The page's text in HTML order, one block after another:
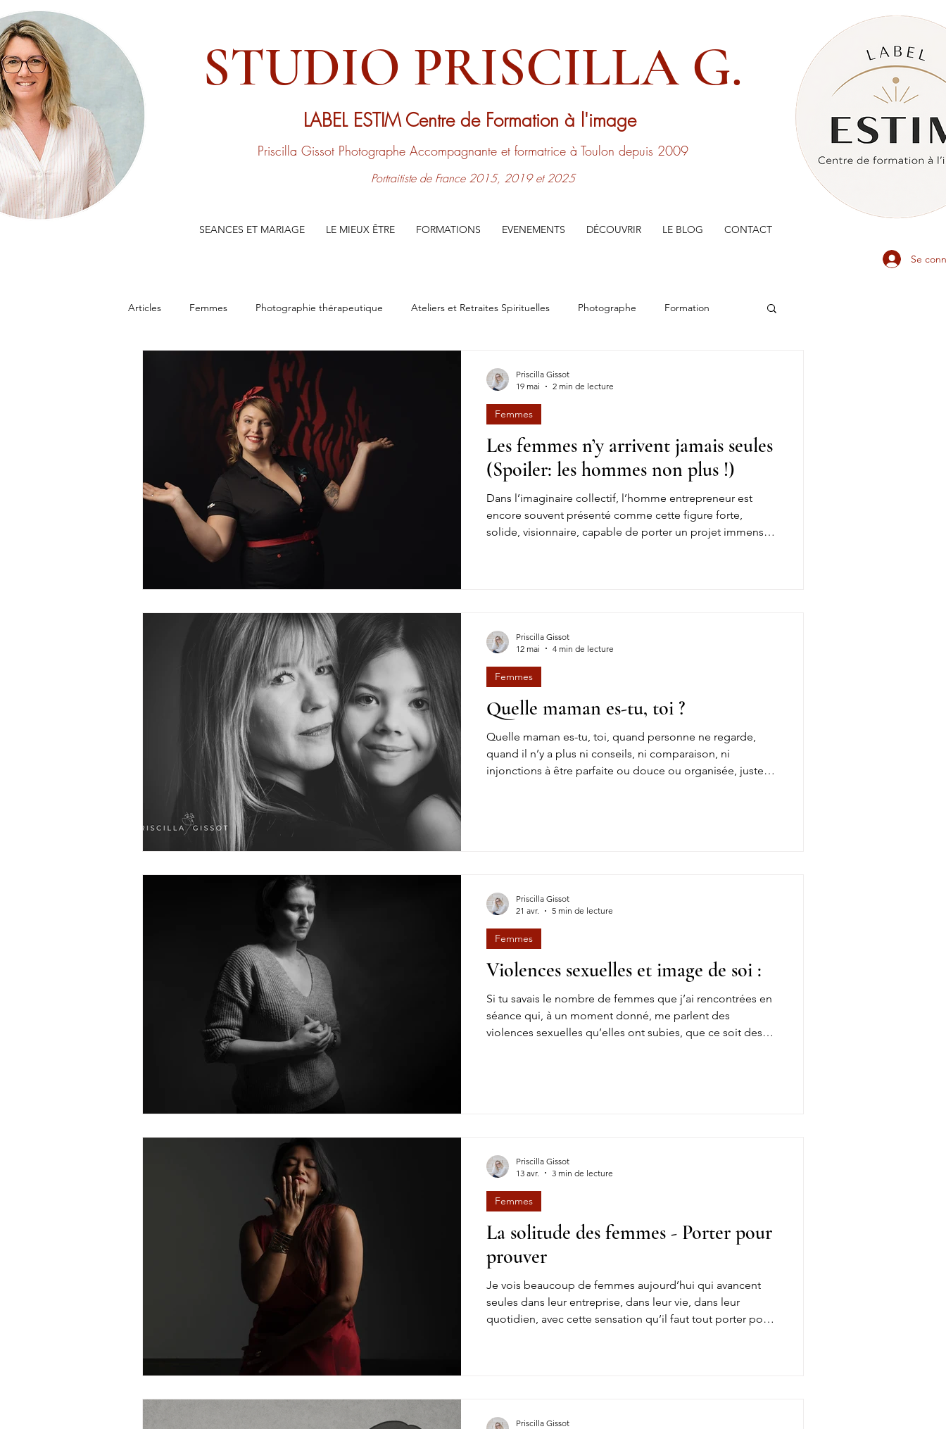
STUDIO PRISCILLA G.
LABEL ESTIMCentre de Formation à l'image
Priscilla Gissot Photographe Accompagnanteet formatrice à Toulon depuis 2009
Portraitiste de France 2015, 2019 et 2025
Se
SEANCES ET MARIAGE LE MIEUX ÊTRE FORMATIONS EVENEMENTS DÉCOUVRIR LE BLOG CONTACT
Articles Femmes Photographie thérapeutique Ateliers et Retraites Spirituelles Photographe Formation
Pensées
Accompagnements
Les femmes n’y arrivent jamais seules
(Spoiler: les hommes non plus !)
Dans l’imaginaire collectif, l’homme entrepreneur est
encore souvent présenté comme cette figure forte,
solide, visionnaire, capable de porter un projet immense
Femmes
Priscilla Gissot
19 mai
2 min de lecture
Quelle maman es-tu, toi ?
Quelle maman es-tu, toi, quand personne ne regarde,
quand il n’y a plus ni conseils, ni comparaison, ni
injonctions à être parfaite ou douce ou organisée, juste
Femmes
Priscilla Gissot
12 mai
4 min de lecture
Violences sexuelles et image de soi :
Si tu savais le nombre de femmes que j’ai rencontrées en
séance qui, à un moment donné, me parlent des
violences sexuelles qu’elles ont subies, que ce soit des
Femmes
Priscilla Gissot
21 avr.
5 min de lecture
La solitude des femmes - Porter pour
prouver
Je vois beaucoup de femmes aujourd’hui qui avancent
seules dans leur entreprise, dans leur vie, dans leur
quotidien, avec cette sensation qu’il faut tout porter pour
Femmes
Priscilla Gissot
13 avr.
3 min de lecture
Priscilla Gissot